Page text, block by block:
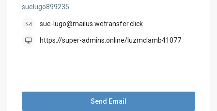
suelugo899235
sue-lugo@mailus.wetransfer.click
https://super-admins.online/luzmclamb41077
Send Email